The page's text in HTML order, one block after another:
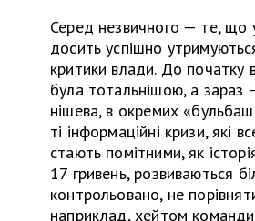
Серед незвичного — те, що
досить успішно
критики влади. До початку
була тотальнішою, а зараз
нішева, в окремих
ті інформаційні кризи, які
стають помітними, як
17 гривень, розвиваються
контрольовано, не порівня
наприклад,хейтом команди